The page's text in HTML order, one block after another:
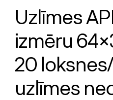
Uzlīmes
izmēru
20
uzlīmes